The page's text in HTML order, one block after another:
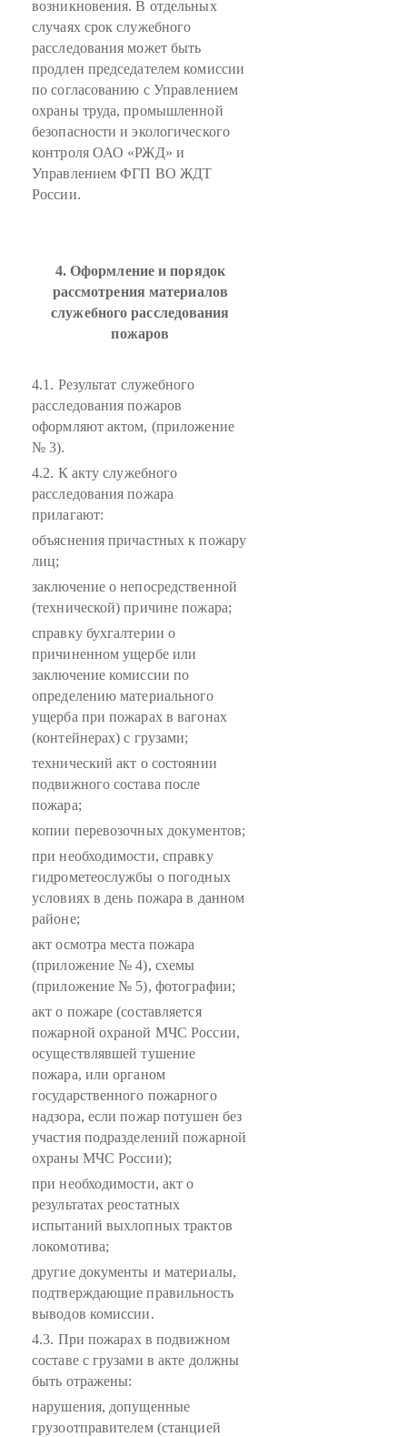
возникновения. В отдельных
случаях срок служебного
расследования может быть
продлен председателем комиссии
по согласованию с Управлением
охраны труда, промышленной
безопасности и экологического
контроля ОАО «РЖД» и
Управлением ФГП ВО ЖДТ
России.
4. Оформление и порядок
рассмотрения материалов
служебного расследования
пожаров
4.1. Результат служебного
расследования пожаров
оформляют актом, (приложение
№ 3).
4.2. К акту служебного
расследования пожара
прилагают:
объяснения причастных к пожару
лиц;
заключение о непосредственной
(технической) причине пожара;
справку бухгалтерии о
причиненном ущербе или
заключение комиссии по
определению материального
ущерба при пожарах в вагонах
(контейнерах) с грузами;
технический акт о состоянии
подвижного состава после
пожара;
копии перевозочных документов;
при необходимости, справку
гидрометеослужбы о погодных
условиях в день пожара в данном
районе;
акт осмотра места пожара
(приложение № 4), схемы
(приложение № 5), фотографии;
акт о пожаре (составляется
пожарной охраной МЧС России,
осуществлявшей тушение
пожара, или органом
государственного пожарного
надзора, если пожар потушен без
участия подразделений пожарной
охраны МЧС России);
при необходимости, акт о
результатах реостатных
испытаний выхлопных трактов
локомотива;
другие документы и материалы,
подтверждающие правильность
выводов комиссии.
4.3. При пожарах в подвижном
составе с грузами в акте должны
быть отражены:
нарушения, допущенные
грузоотправителем (станцией